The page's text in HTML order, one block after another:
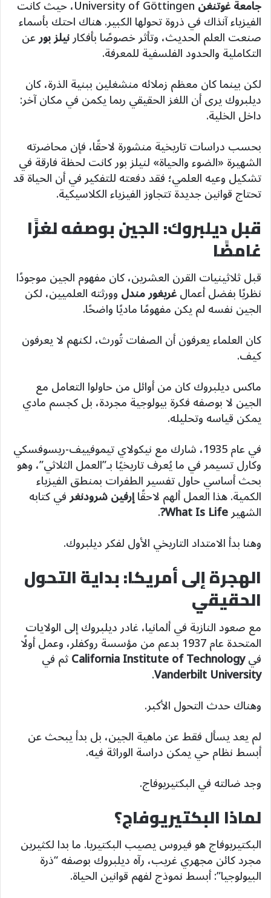
جامعة غوتنغن University of Göttingen، حيث كانت
الفيزياء آنذاك في ذروة تحولها الكبير. هناك احتك بأسماء
صنعت العلم الحديث، وتأثر خصوصًا بأفكارنيلز بورعن
التكاملية والحدود الفلسفية للمعرفة.
لكن بينما كان معظم زملائه منشغلين ببنية الذرة، كان
ديلبروك يرى أن اللغز الحقيقي ربما يكمن في مكان آخر:
داخل الخلية.
بحسب دراسات تاريخية منشورة لاحقًا، فإن محاضرته
الشهيرة «الضوء والحياة» لنيلز بور كانت لحظة فارقة في
تشكيل وعيه العلمي؛ فقد دفعته للتفكير في أن الحياة قد
تحتاج قوانين جديدة تتجاوز الفيزياء الكلاسيكية.
قبل ديلبروك: الجين بوصفه لغزًا
غامضًا
قبل ثلاثينيات القرن العشرين، كان مفهوم الجين موجودًا
نظريًا بفضل أعمالغريغور مندلوورثته العلميين، لكن
الجين نفسه لم يكن مفهومًا ماديًا واضحًا.
كان العلماء يعرفون أن الصفات تُورث، لكنهم لا يعرفون
كيف.
ماكس ديلبروك كان من أوائل من حاولوا التعامل مع
الجين لا بوصفه فكرة بيولوجية مجردة، بل كجسم مادي
يمكن قياسه وتحليله.
في عام 1935، شارك مع نيكولاي تيموفييف-ريسوفسكي
وكارل تسيمر في ما يُعرف تاريخيًا بـ”العمل الثلاثي”، وهو
بحث أساسي حاول تفسير الطفرات بمنطق الفيزياء
الكمية. هذا العمل ألهم لاحقًاإرفين شرودنغرفي كتابه
الشهيرWhat Is Life?
.
وهنا بدأ الامتداد التاريخي الأول لفكر ديلبروك.
الهجرة إلى أمريكا: بداية التحول
الحقيقي
مع صعود النازية في ألمانيا، غادر ديلبروك إلى الولايات
المتحدة عام 1937 بدعم من مؤسسة روكفلر، وعمل أولًا
فيCalifornia Institute of Technologyثم في
Vanderbilt University
.
وهناك حدث التحول الأكبر.
لم يعد يسأل فقط عن ماهية الجين، بل بدأ يبحث عن
أبسط نظام حي يمكن دراسة الوراثة فيه.
وجد ضالته في البكتيريوفاج.
لماذا البكتيريوفاج؟
البكتيريوفاج هو فيروس يصيب البكتيريا. ما بدا لكثيرين
مجرد كائن مجهري غريب، رآه ديلبروك بوصفه “ذرة
البيولوجيا”: أبسط نموذج لفهم قوانين الحياة.